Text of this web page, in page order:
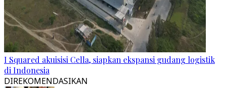
I Squared akuisisi Cella, siapkan ekspansi gudang logistik
di Indonesia
DIREKOMENDASIKAN